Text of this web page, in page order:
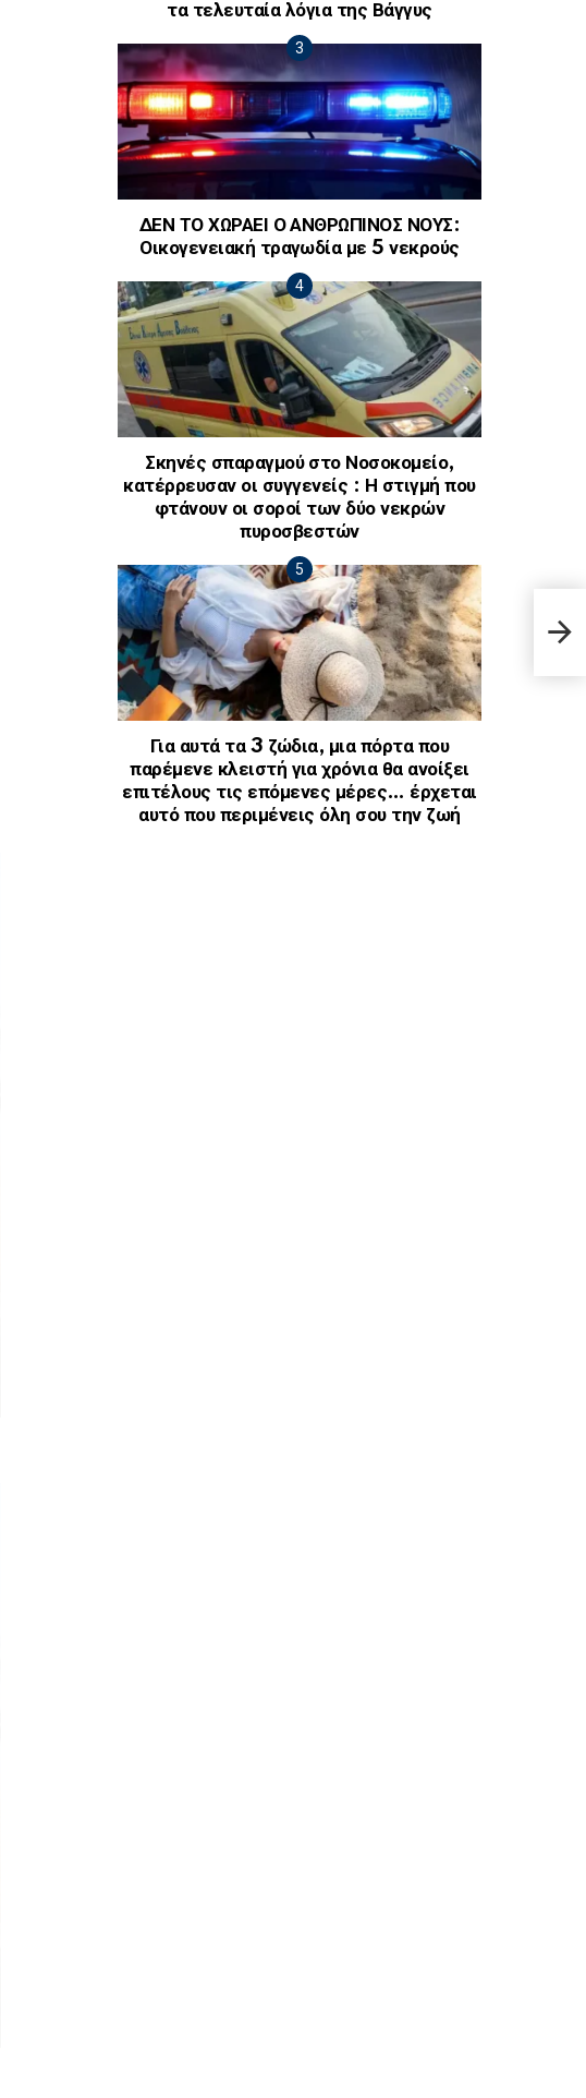
τα τελευταία λόγια της Βάγγυς
ΔΕΝ ΤΟ ΧΩΡΑΕΙ Ο ΑΝΘΡΩΠΙΝΟΣ ΝΟΥΣ:
Οικογενειακή τραγωδία με 5 νεκρούς
Σκηνές σπαραγμού στο Νοσοκομείο,
κατέρρευσαν οι συγγενείς : Η στιγμή που
φτάνουν οι σοροί των δύο νεκρών
πυροσβεστών
Για αυτά τα 3 ζώδια, μια πόρτα που
παρέμενε κλειστή για χρόνια θα ανοίξει
επιτέλους τις επόμενες μέρες… έρχεται
αυτό που περιμένεις όλη σου την ζωή